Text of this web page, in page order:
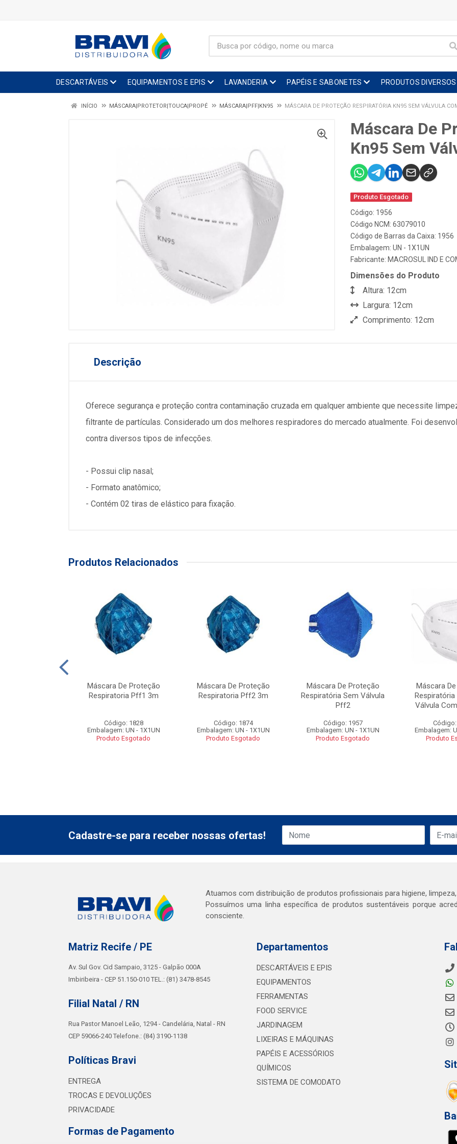
DESCARTÁVEIS EQUIPAMENTOS E EPIS LAVANDERIA PAPÉIS E SABONETES PRODUTOS DIVERSOS
INÍCIO MÁSCARA|PROTETOR|TOUCA|PROPÉ MÁSCARA|PFF|KN95 MÁSCARA DE PROTEÇÃO RESPIRATÓRIA KN95 SEM VÁLVULA
Máscara De
Kn95 Sem
Produto Esgotado
Código: 1956
Código NCM: 63079010
Código de Barras da Caixa: 1956
Embalagem: UN - 1X1UN
Fabricante: MACROSUL IND E
Dimensões do Produto
Altura: 12cm
Largura: 12cm
Comprimento: 12cm
Descrição
Oferece segurança e proteção contra contaminação cruzada em qualquer ambiente que necessite
filtrante de partículas. Considerado um dos melhores respiradores do mercado atualmente. Foi
contra diversos tipos de infecções.
- Possui clip nasal;
- Formato anatômico;
- Contém 02 tiras de elástico para fixação.
Produtos Relacionados
Máscara De Proteção
Respiratoria Pff1 3m
Código: 1828
Embalagem: UN - 1X1UN
Produto Esgotado
Máscara De Proteção
Respiratoria Pff2 3m
Código: 1874
Embalagem: UN - 1X1UN
Produto Esgotado
Máscara De Proteção
Respiratória Sem Válvula
Pff2
Código: 1957
Embalagem: UN - 1X1UN
Produto Esgotado
Máscara
Respiratória
Válvula
Código:
Embalagem:
Produto
Cadastre-se para receber nossas ofertas!
Atuamos com distribuição de produtos profissionais para higiene,
Possuímos uma linha específica de produtos sustentáveis porque
consciente.
Matriz Recife / PE
Av. Sul Gov. Cid Sampaio, 3125 - Galpão 000A
Imbiribeira - CEP 51.150-010 TEL.: (81) 3478-8545
Filial Natal / RN
Rua Pastor Manoel Leão, 1294 - Candelária, Natal - RN
CEP 59066-240 Telefone.: (84) 3190-1138
Políticas Bravi
ENTREGA
TROCAS E DEVOLUÇÕES
PRIVACIDADE
Formas de Pagamento
Departamentos
DESCARTÁVEIS E EPIS
EQUIPAMENTOS
FERRAMENTAS
FOOD SERVICE
JARDINAGEM
LIXEIRAS E MÁQUINAS
PAPÉIS E ACESSÓRIOS
QUÍMICOS
SISTEMA DE COMODATO